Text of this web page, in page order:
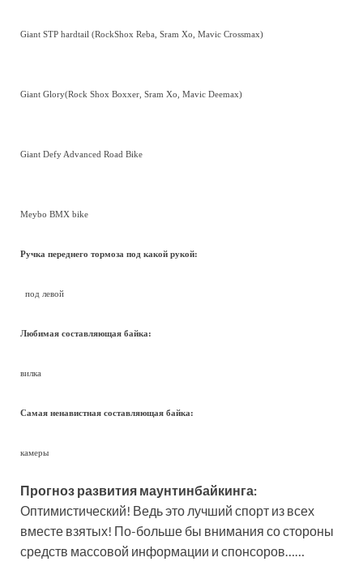
Giant STP hardtail (RockShox Reba, Sram Xo, Mavic Crossmax)
Giant Glory(Rock Shox Boxxer, Sram Xo, Mavic Deemax)
Giant Defy Advanced Road Bike
Meybo BMX bike
Ручка переднего тормоза под какой рукой:
под левой
Любимая составляющая байка:
вилка
Самая ненавистная составляющая байка:
камеры
Прогноз развития маунтинбайкинга:
Оптимистический! Ведь это лучший спорт из всех
вместе взятых! По-больше бы внимания со стороны
средств массовой информации и спонсоров……